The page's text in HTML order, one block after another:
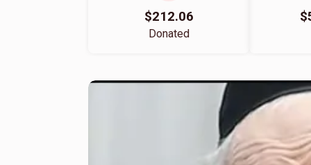
$212.06
Donated